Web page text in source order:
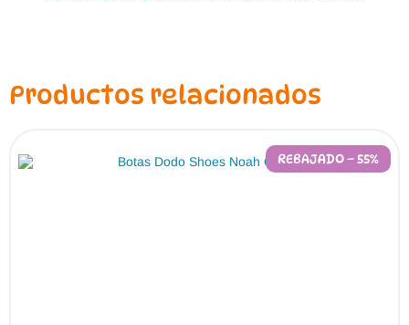
Productos relacionados
REBAJADO – 55%